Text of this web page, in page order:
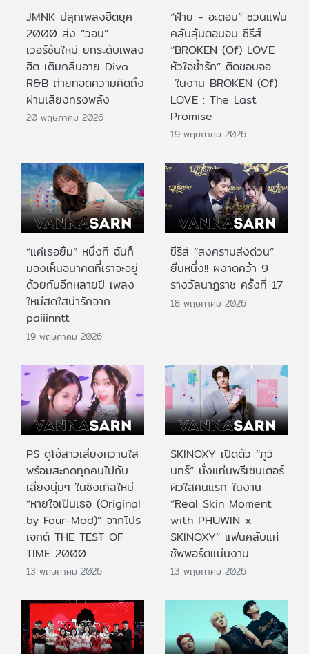
JMNK ปลุกเพลงฮิตยุค
2000 ส่ง “วอน”
เวอร์ชันใหม่ ยกระดับเพลง
ฮิต เติมกลิ่นอาย Diva
R&B ถ่ายทอดความคิดถึง
ผ่านเสียงทรงพลัง
20 พฤษภาคม 2026
“ฝ้าย - อะตอม” ชวนแฟน
คลับลุ้นตอนจบ ซีรีส์
“BROKEN (Of) LOVE
หัวใจช้ำรัก” ติดขอบจอ
ในงาน BROKEN (Of)
LOVE : The Last
Promise
19 พฤษภาคม 2026
“แค่เธอยิ้ม” หนึ่งที ฉันก็
มองเห็นอนาคตที่เราจะอยู่
ด้วยกันอีกหลายปี เพลง
ใหม่สดใสน่ารักจาก
paiiinntt
19 พฤษภาคม 2026
ซีรีส์ “สงครามส่งด่วน”
ยืนหนึ่ง!! ผงาดคว้า 9
รางวัลนาฏราช ครั้งที่ 17
18 พฤษภาคม 2026
PS ดูโอ้สาวเสียงหวานใส
พร้อมสะกดทุกคนไปกับ
เสียงนุ่มๆ ในซิงเกิลใหม่
“หายใจเป็นเธอ (Original
by Four-Mod)” จากโปร
เจกต์ THE TEST OF
TIME 2000
13 พฤษภาคม 2026
SKINOXY เปิดตัว “ภูวิ
นทร์” นั่งแท่นพรีเซนเตอร์
ผิวใสคนแรก ในงาน
“Real Skin Moment
with PHUWIN x
SKINOXY” แฟนคลับแห่
ซัพพอร์ตแน่นงาน
13 พฤษภาคม 2026